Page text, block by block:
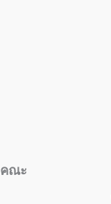
คณะ